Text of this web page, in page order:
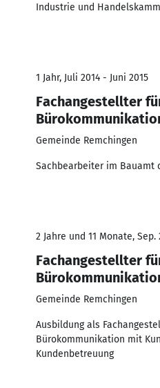
Industrie und
1 Jahr, Juli 2014 - Juni 2015
Fachangestellter
Gemeinde Remchingen
Sachbearbeiter im Bauamt
2 Jahre und 11 Monate, Sep.
Fachangestellter
Gemeinde Remchingen
Ausbildung als
Bürokommunikation mit
Kundenbetreuung